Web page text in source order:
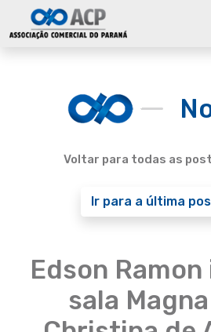
Voltar para todas as
Ir para a última
Edson
sala